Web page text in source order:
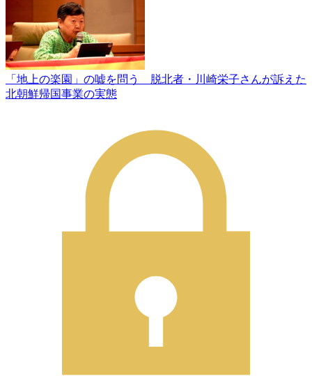
「地上の楽園」の嘘を問う 脱北者・川崎栄子さんが訴えた
北朝鮮帰国事業の実態